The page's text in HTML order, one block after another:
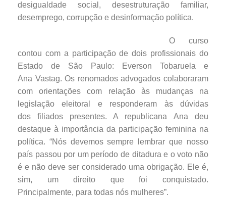
desigualdade social, desestruturação familiar,
desemprego, corrupção e desinformação política.
O curso
contou com a participação de dois profissionais do
Estado de São Paulo: Everson Tobaruela e
Ana Vastag. Os renomados advogados colaboraram
com orientações com relação às mudanças na
legislação eleitoral e responderam às dúvidas
dos filiados presentes. A republicana Ana deu
destaque à importância da participação feminina na
política. “Nós devemos sempre lembrar que nosso
país passou por um período de ditadura e o voto não
é e não deve ser considerado uma obrigação. Ele é,
sim, um direito que foi conquistado.
Principalmente, para todas nós mulheres”.